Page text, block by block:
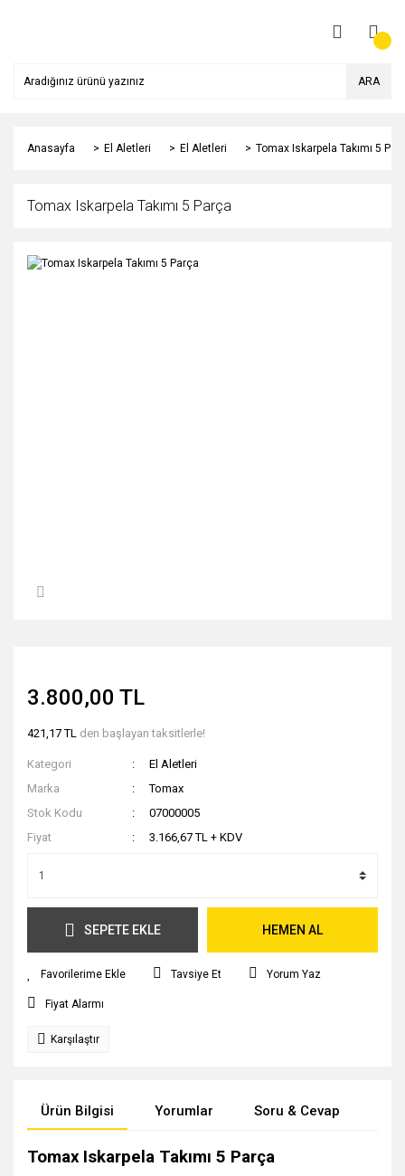
ARA
Anasayfa El Aletleri El Aletleri Tomax Iskarpela Takımı 5
Tomax Iskarpela Takımı 5 Parça
3.800,00 TL
421,17 TL den başlayan taksitlerle!
Kategori
El Aletleri
Marka
Tomax
Stok Kodu
07000005
Fiyat
3.166,67 TL + KDV
SEPETE EKLE HEMEN AL
Tavsiye Et Yorum Yaz
Fiyat Alarmı
Karşılaştır
Ürün Bilgisi Yorumlar Soru & Cevap
Tomax Iskarpela Takımı 5 Parça